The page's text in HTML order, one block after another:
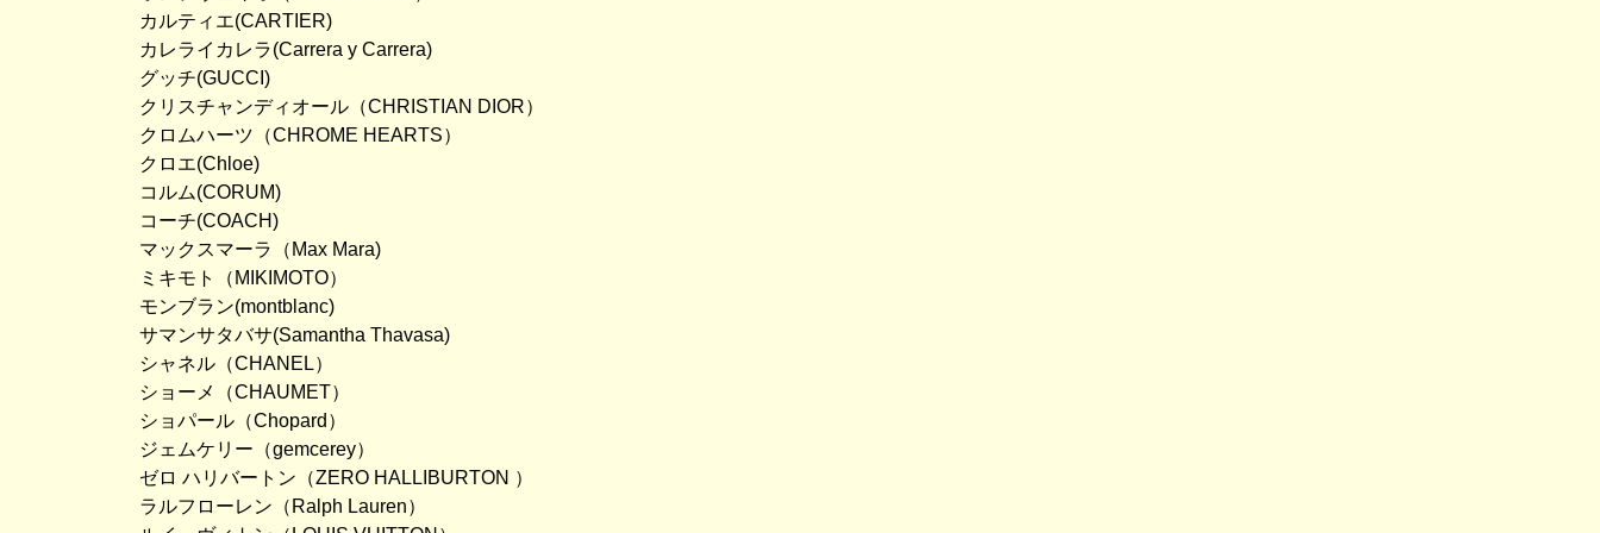
カルティエ(CARTIER)
カレライカレラ(Carrera y Carrera)
グッチ(GUCCI)
クリスチャンディオール（CHRISTIAN DIOR）
クロムハーツ（CHROME HEARTS）
クロエ(Chloe)
コルム(CORUM)
コーチ(COACH)
マックスマーラ（Max Mara)
ミキモト（MIKIMOTO）
モンブラン(montblanc)
サマンサタバサ(Samantha Thavasa)
シャネル（CHANEL）
ショーメ（CHAUMET）
ショパール（Chopard）
ジェムケリー（gemcerey）
ゼロ ハリバートン（ZERO HALLIBURTON ）
ラルフローレン（Ralph Lauren）